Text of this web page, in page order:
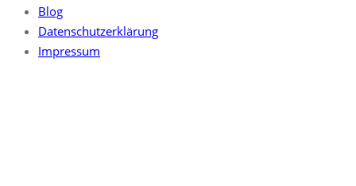
Blog
Datenschutzerklärung
Impressum